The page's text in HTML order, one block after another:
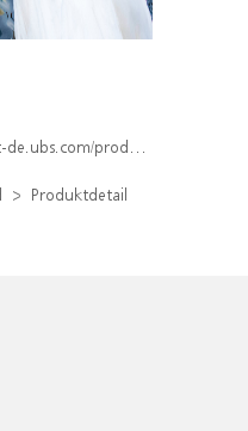
detail/index/isin/DE000WA6ZR11
Produktdetail